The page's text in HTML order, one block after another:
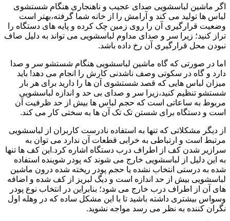
اگر ماشین لباسشویی صدای عجیب و ناهنجاری هنگام شستشوی
لباس ها تولید می کند و آرامش را از خانه شما گرفته،بهتر است
وضعیت قرارگیری آن را روی زمین چک کرده و پایه های دستگاه را
تراز کنید؛ زیرا سر و صدای مداوم لباسشویی می تواند به دلیل صاف
نبودن محل قرارگیری آن رخ داده باشد.
اما در صورتی که گاه ماشین لباسشویی هنگام شستشو سر و صدا
دارد و گاه در سکوتی وصف ناشدنی کارش را انجام می دهد! باید
میزان لباس هایی که قصد شستشوی آن ها را دارید برای هر بار
شستشو تنظیم کنید،زیرا سر و صدای بی حد و اندازه لباسشویی
مربوط به ساعاتی است که حجم لباس ها بیش از حد ظرفیت آن
است و دستگاه برای شستن تک تک آن ها به سختی کار می کند.
از دیگر مشکلاتی که تنها به استفاده نادرست کاربران از لباسشویی
مرتبط است و ارتباطی به خرابی قطعات آن ندارد می توان به
سرازیر شدن کف از اطراف درب دستگاه اشاره کرد.این کف ها تنها
به این دلیل از لباسشویی خارج می شوند که پودر شوینده استفاده
شده به درستی انتخاب نشده یا حجم پودر ریخته شده درون ماشین
لباسشویی بیش از حد اندازه است و دیگ لبریز از کف شده و اضافه
های آن از اطراف درب خارج می شود؛ بنابراین در انتخاب نوع پودر
وسواس بیشتری داشته باشید تا با این مشکل ساده که در وهله اول
نگران کننده به نظر می رسد مواجه نشوید.